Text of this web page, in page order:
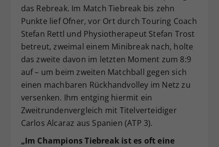
das Rebreak. Im Match Tiebreak bis zehn
Punkte lief Ofner, vor Ort durch Touring Coach
Stefan Rettl und Physiotherapeut Stefan Trost
betreut, zweimal einem Minibreak nach, holte
das zweite davon im letzten Moment zum 8:9
auf – um beim zweiten Matchball gegen sich
einen machbaren Rückhandvolley im Netz zu
versenken. Ihm entging hiermit ein
Zweitrundenvergleich mit Titelverteidiger
Carlos Alcaraz aus Spanien (ATP 3).
„Im Champions Tiebreak ist es oft eine